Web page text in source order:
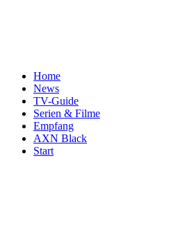
Home
News
TV-Guide
Serien & Filme
Empfang
AXN Black
Start